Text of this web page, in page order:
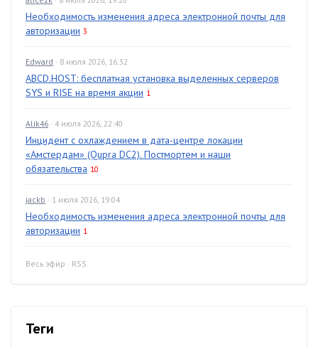
Необходимость изменения адреса электронной почты для
авторизации 3
Edward · 8 июля 2026, 16:32
ABCD.HOST: бесплатная установка выделенных серверов
SYS и RISE на время акции 1
Alik46 · 4 июля 2026, 22:40
Инцидент с охлаждением в дата-центре локации
«Амстердам» (Qupra DC2). Постмортем и наши
обязательства 10
jackb · 1 июля 2026, 19:04
Необходимость изменения адреса электронной почты для
авторизации 1
Весь эфир · RSS
Теги